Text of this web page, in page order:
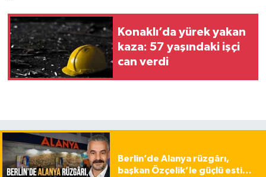
Konaklı’da yürek yakan
kaza: 57 yaşındaki işçi
can verdi
Berlin’de Alanya rüzgârı,
başkan Özçelik’le güçlü esti…